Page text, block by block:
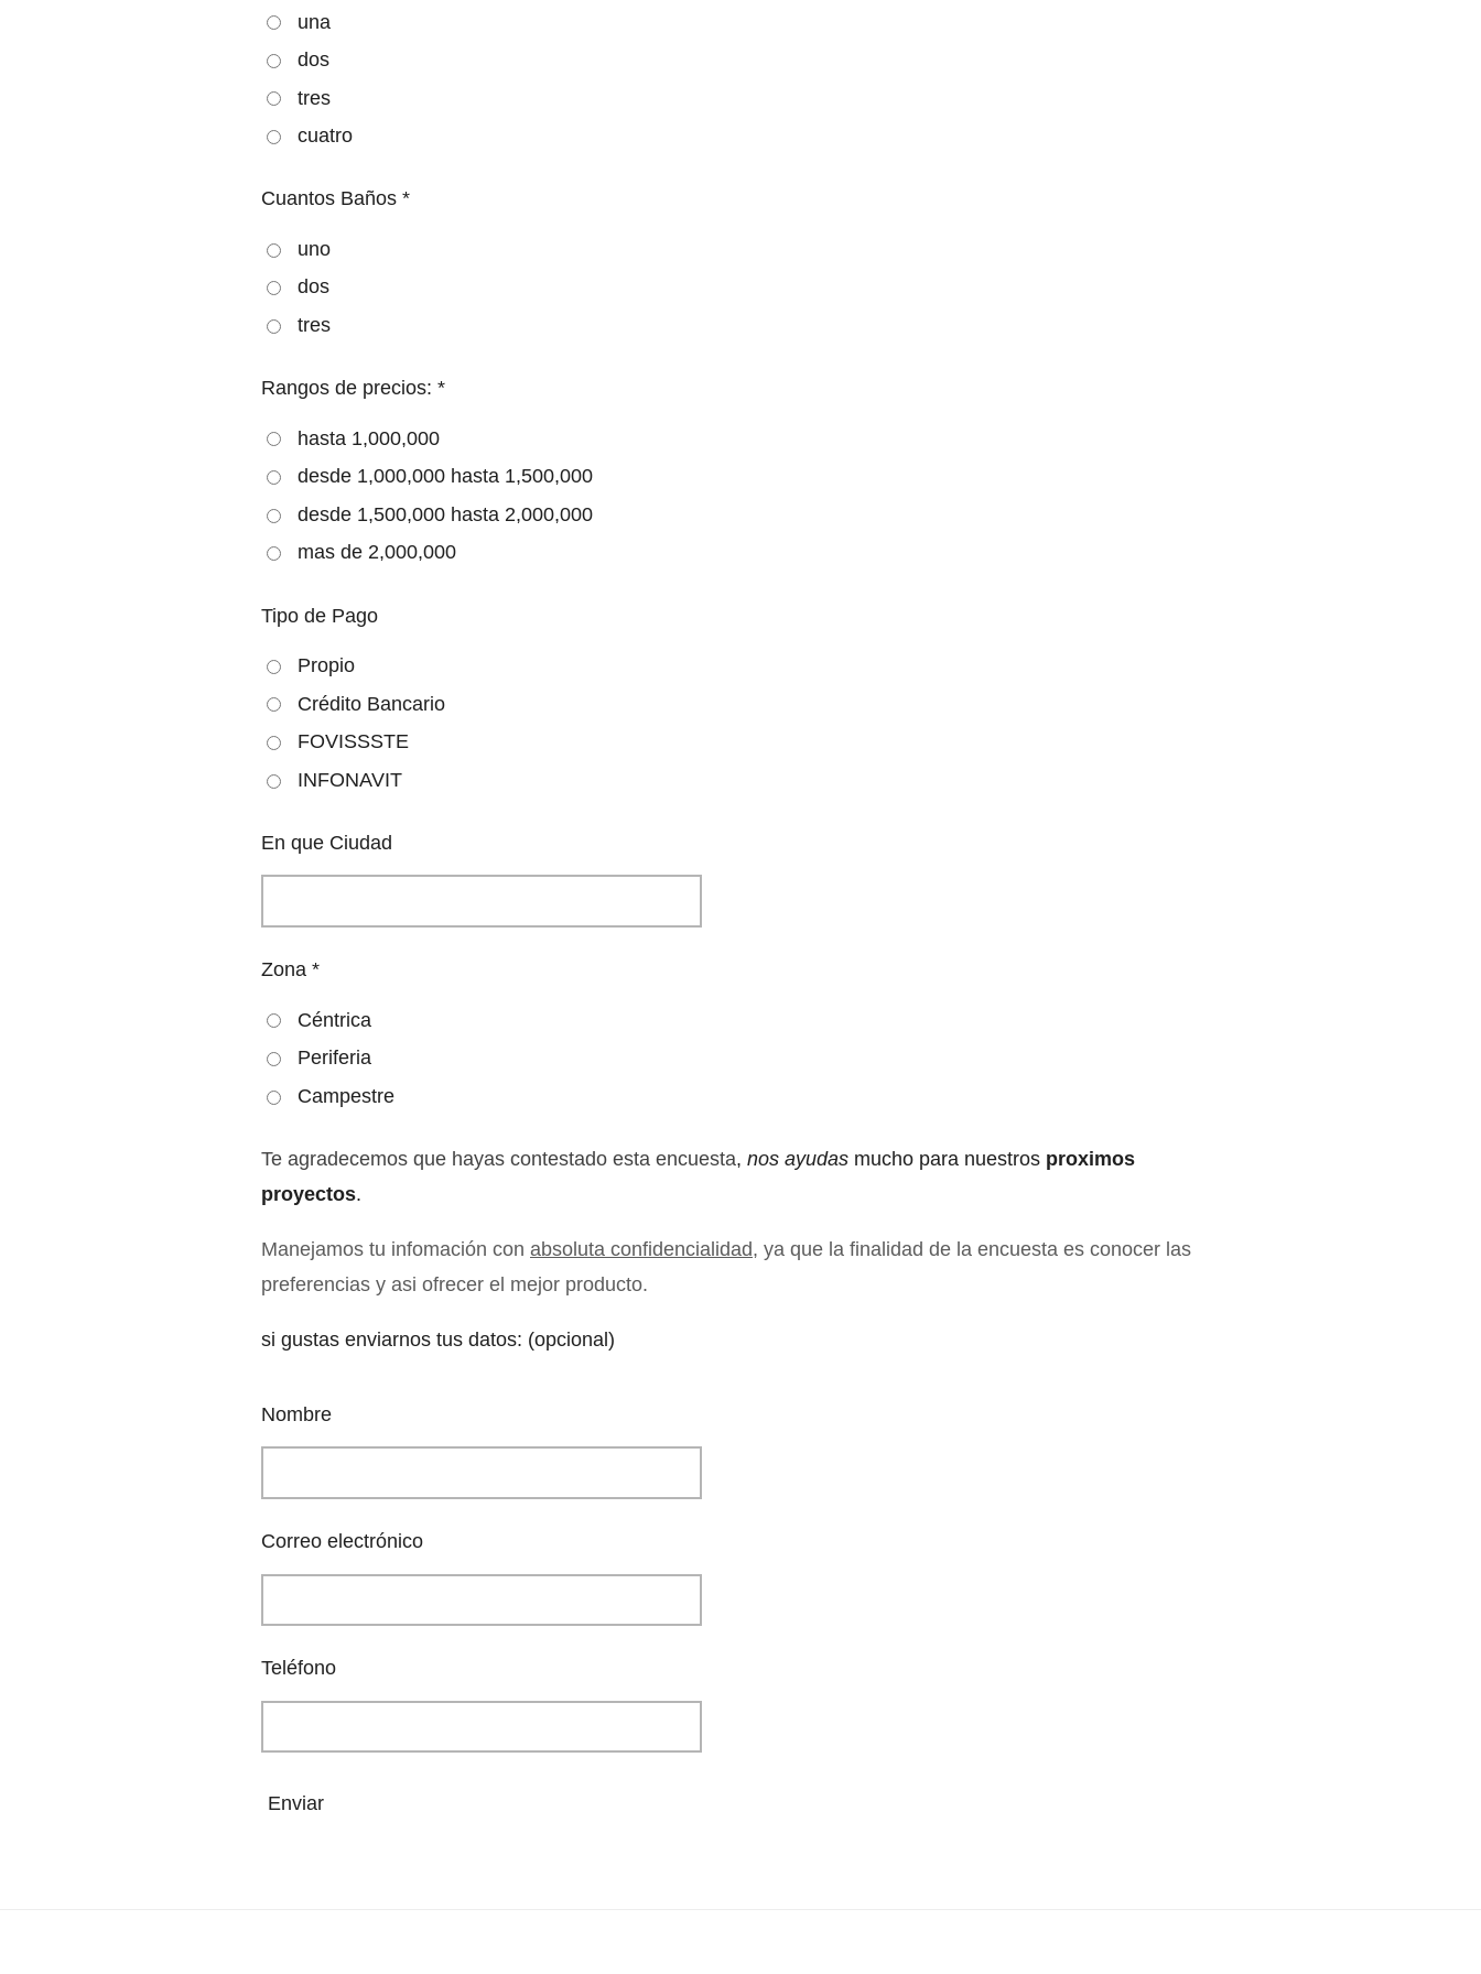
una
dos
tres
cuatro
Cuantos Baños *
uno
dos
tres
Rangos de precios: *
hasta 1,000,000
desde 1,000,000 hasta 1,500,000
desde 1,500,000 hasta 2,000,000
mas de 2,000,000
Tipo de Pago
Propio
Crédito Bancario
FOVISSSTE
INFONAVIT
En que Ciudad
Zona *
Céntrica
Periferia
Campestre
Te agradecemos que hayas contestado esta encuesta, nos ayudas mucho para nuestros proximos
proyectos.
Manejamos tu infomación con absoluta confidencialidad, ya que la finalidad de la encuesta es conocer las
preferencias y asi ofrecer el mejor producto.
si gustas enviarnos tus datos: (opcional)
Nombre
Correo electrónico
Teléfono
Enviar